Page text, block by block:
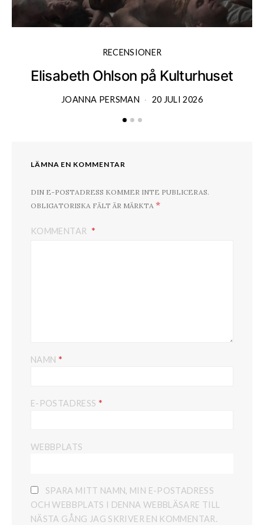
RECENSIONER
Elisabeth Ohlson på Kulturhuset
JOANNA PERSMAN 20 JULI 2026
LÄMNA EN KOMMENTAR
DIN E-POSTADRESS KOMMER INTE PUBLICERAS.
OBLIGATORISKA FÄLT ÄR MÄRKTA *
KOMMENTAR
NAMN *
E-POSTADRESS *
WEBBPLATS
SPARA MITT NAMN, MIN E-POSTADRESS
OCH WEBBPLATS I DENNA WEBBLÄSARE TILL
NÄSTA GÅNG JAG SKRIVER EN KOMMENTAR.